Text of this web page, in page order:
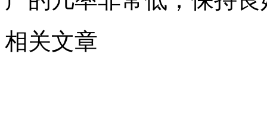
相关文章